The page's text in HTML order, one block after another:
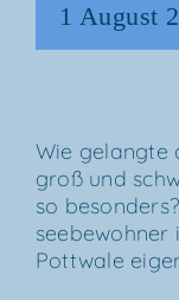
1 August
Wie gelang­te
groß und
so
see­be­woh­ner
Pott­wa­le